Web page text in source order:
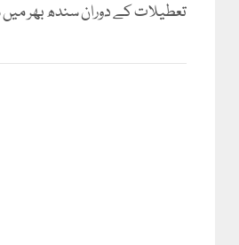
تعطیلات کے دوران سندھ بھر میں